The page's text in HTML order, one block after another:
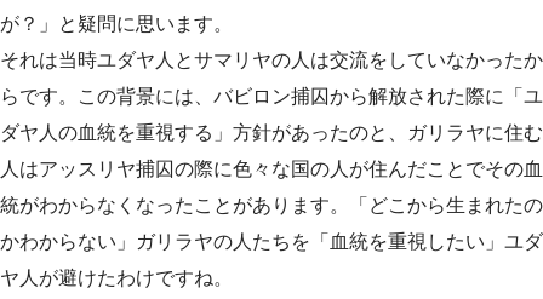
が？」と疑問に思います。
それは当時ユダヤ人とサマリヤの人は交流をしていなかったか
らです。この背景には、バビロン捕囚から解放された際に「ユ
ダヤ人の血統を重視する」方針があったのと、ガリラヤに住む
人はアッスリヤ捕囚の際に色々な国の人が住んだことでその血
統がわからなくなったことがあります。「どこから生まれたの
かわからない」ガリラヤの人たちを「血統を重視したい」ユダ
ヤ人が避けたわけですね。